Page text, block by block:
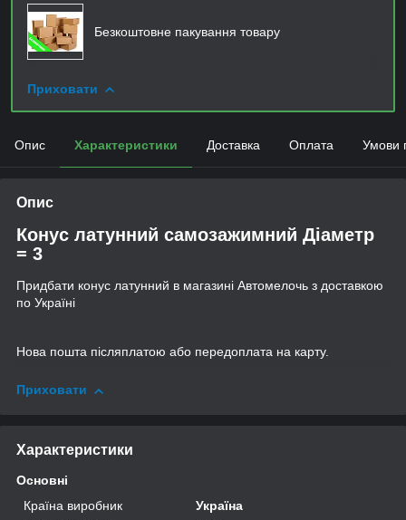
Безкоштовне пакування товару
Приховати
Опис Характеристики Доставка Оплата Умови
Опис
Конус латунний самозажимний Діаметр
= 3
Придбати конус латунний в магазині Автомелочь з доставкою
по Україні
Нова пошта післяплатою або передоплата на карту.
Приховати
Характеристики
Основні
Країна виробник
Україна